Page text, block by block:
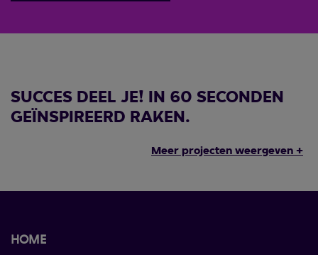
SUCCES DEEL JE! IN 60 SECONDEN
GEÏNSPIREERD RAKEN.
Meer projecten weergeven +
HOME